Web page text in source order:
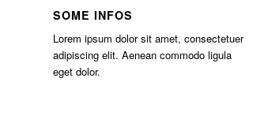
SOME INFOS
Lorem ipsum dolor sit amet, consectetuer
adipiscing elit. Aenean commodo ligula
eget dolor.